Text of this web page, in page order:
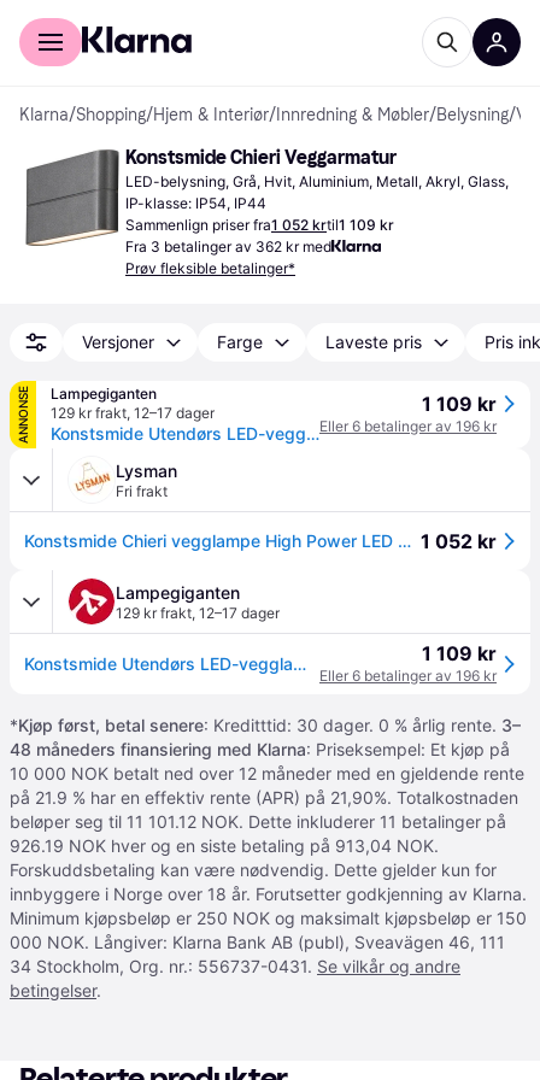
For kunder
Klarna/Shopping/Hjem & Interiør/ Innredning & Møbler/Belysning/
Konstsmide Chieri Veggarmatur
LED-belysning, Grå, Hvit, Aluminium, Metall, Akryl, Glass,
IP-klasse: IP54, IP44
Sammenlign priser fra1 052 krtil1 109 kr
Fra 3 betalinger av 362 kr med
Prøv fleksible betalinger*
Versjoner Farge Laveste pris Pris
ANNONSE
Lampegiganten
129 kr frakt, 12–17 dager
Konstsmide Utendørs LED-vegglampe Chieri, Hvit / opal, Aluminium, Moderne
1 109 kr
Eller 6 betalinger av 196 kr
Lysman
Fri frakt
Konstsmide Chieri vegglampe High Power LED 2X6W. Antracitgrå 7973-370 1 052 kr
Lampegiganten
129 kr frakt, 12–17 dager
Konstsmide Utendørs LED-vegglampe Chieri, Hvit / opal, Aluminium, Moderne 1 109 kr
Eller 6 betalinger av 196 kr
*Kjøp først, betal senere: Kreditttid: 30 dager. 0 % årlig rente. 3–
48 måneders finansiering med Klarna: Priseksempel: Et kjøp på
10 000 NOK betalt ned over 12 måneder med en gjeldende rente
på 21.9 % har en effektiv rente (APR) på 21,90%. Totalkostnaden
beløper seg til 11 101.12 NOK. Dette inkluderer 11 betalinger på
926.19 NOK hver og en siste betaling på 913,04 NOK.
Forskuddsbetaling kan være nødvendig. Dette gjelder kun for
innbyggere i Norge over 18 år. Forutsetter godkjenning av Klarna.
Minimum kjøpsbeløp er 250 NOK og maksimalt kjøpsbeløp er 150
000 NOK. Långiver: Klarna Bank AB (publ), Sveavägen 46, 111
34 Stockholm, Org. nr.: 556737-0431. Se vilkår og andre
betingelser.